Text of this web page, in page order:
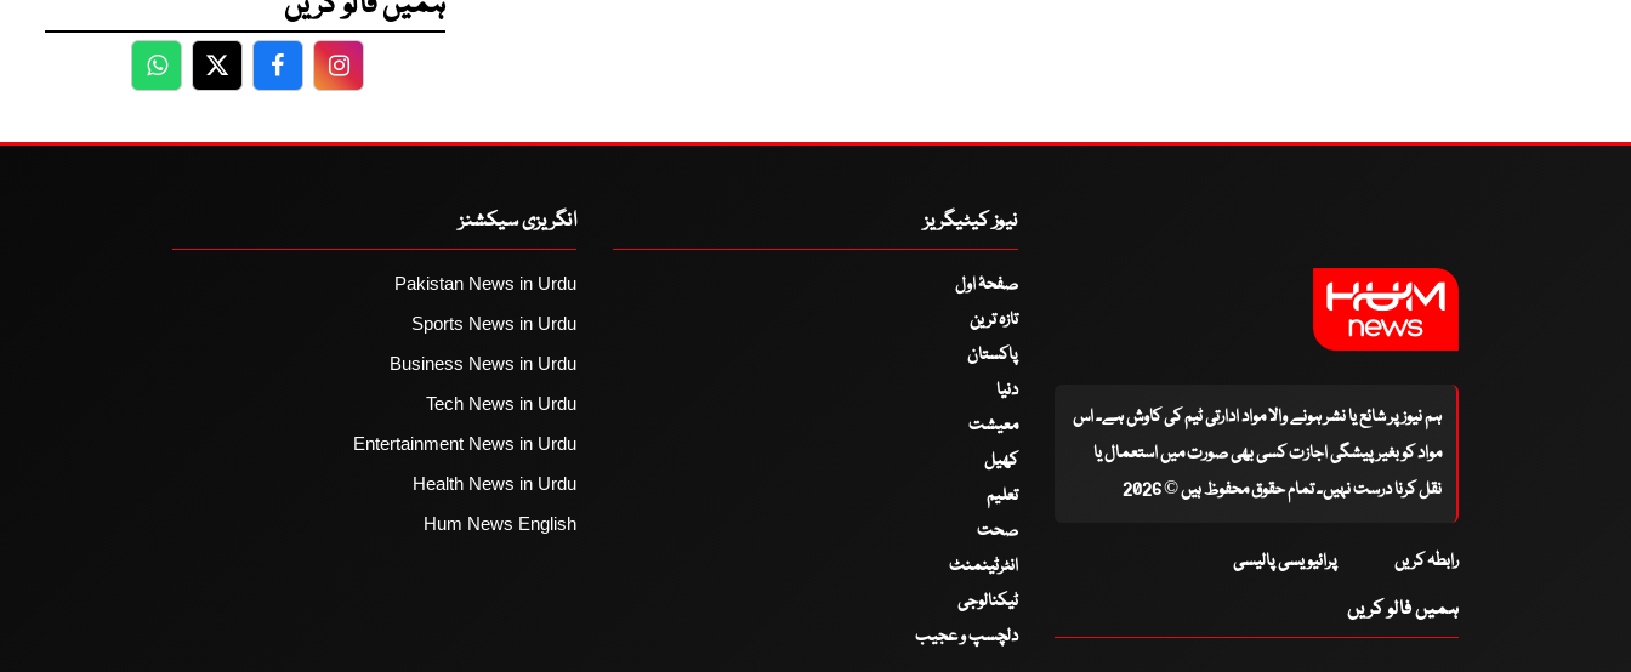
WhatsApp
TwitterFacebookFacebook
ہم نیوز پر شائع یا نشر ہونے والا مواد ادارتی ٹیم کی کاوش ہے۔ اس
مواد کو بغیر پیشگی اجازت کسی بھی صورت میں استعمال یا
نقل کرنا درست نہیں۔ تمام حقوق محفوظ ہیں © 2026
رابطہ کریں پرائیویسی پالیسی
ہمیں فالو کریں
نیوز کیٹیگریز
صفحۂ اول
تازہ ترین
پاکستان
دنیا
معیشت
کھیل
تعلیم
صحت
انٹرٹینمنٹ
ٹیکنالوجی
دلچسپ و عجیب
انگریزی سیکشنز
Pakistan News in Urdu
Sports News in Urdu
Business News in Urdu
Tech News in Urdu
Entertainment News in Urdu
Health News in Urdu
Hum News English